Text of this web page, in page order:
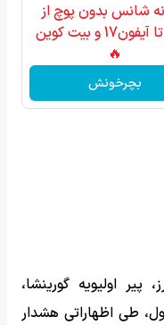
شانس بدون پوچ از
PS5 تا آیفون17 و بیت کوین
🔥
بچرخونش
اولیویه گورینشا،
طی اظهاراتی هشدار